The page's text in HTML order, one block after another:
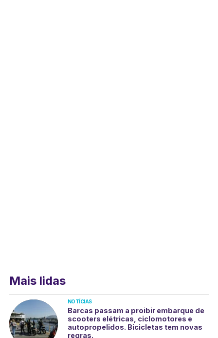
Mais lidas
NOTÍCIAS
Barcas passam a proibir embarque de
scooters elétricas, ciclomotores e
autopropelidos. Bicicletas tem novas
regras.